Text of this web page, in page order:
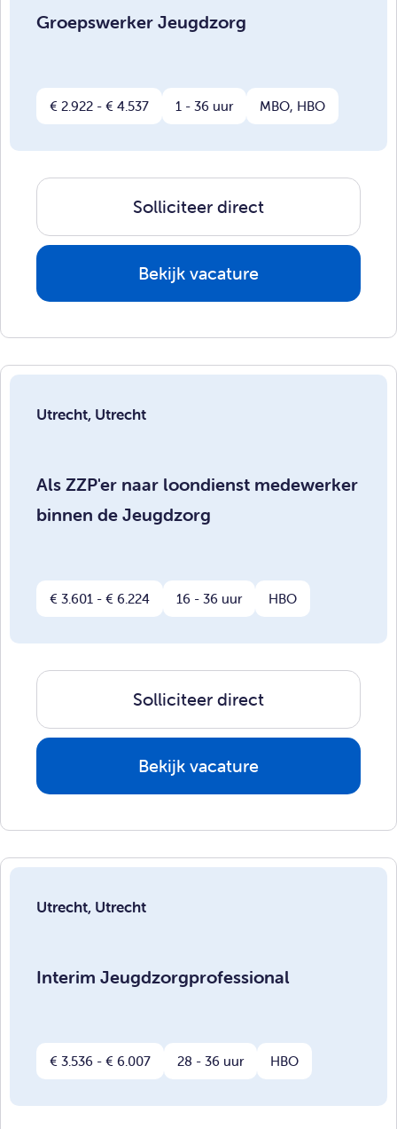
Groepswerker Jeugdzorg
€ 2.922 - € 4.537 1 - 36 uur MBO, HBO
Solliciteer direct
Bekijk vacature
Utrecht, Utrecht
Als ZZP'er naar loondienst medewerker
binnen de Jeugdzorg
€ 3.601 - € 6.224 16 - 36 uur HBO
Solliciteer direct
Bekijk vacature
Utrecht, Utrecht
Interim Jeugdzorgprofessional
€ 3.536 - € 6.007 28 - 36 uur HBO